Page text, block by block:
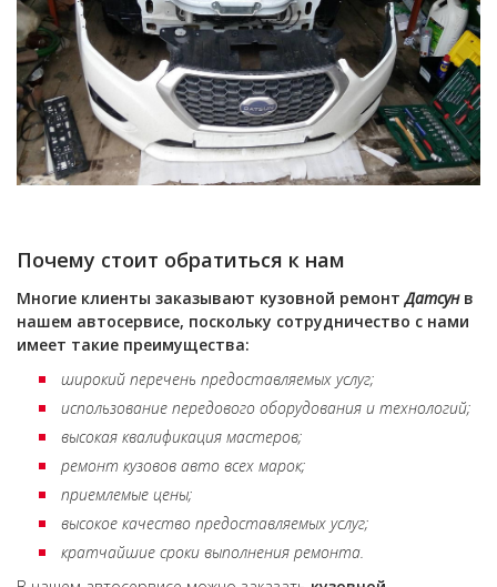
Почему стоит обратиться к нам
Многие клиенты заказывают кузовной ремонтДатсунв
нашем автосервисе, поскольку сотрудничество с нами
имеет такие преимущества:
широкий перечень предоставляемых услуг;
использование передового оборудования и технологий;
высокая квалификация мастеров;
ремонт кузовов авто всех марок;
приемлемые цены;
высокое качество предоставляемых услуг;
кратчайшие сроки выполнения ремонта.